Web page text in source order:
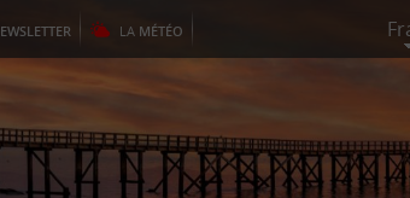
LA MÉTÉO